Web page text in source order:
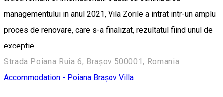
managementului in anul 2021, Vila Zorile a intrat intr-un amplu
proces de renovare, care s-a finalizat, rezultatul fiind unul de
exceptie.
Strada Poiana Ruia 6, Brașov 500001, Romania
Accommodation - Poiana Brașov Villa